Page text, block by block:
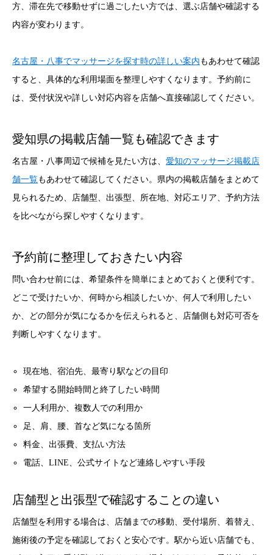
方、滞在先で移動せずに過ごしたい方では、選ぶ店舗や確認する
内容が変わります。
名古屋・八事でマッサージを探す時の詳しい案内 もあわせて確認
すると、具体的な利用場面を整理しやすくなります。予約前に
は、受付状況や詳しい対応内容を店舗へ直接確認してください。
愛知県の掲載店舗一覧も確認できます
名古屋・八事周辺で候補を見たい方は、 愛知のマッサージ掲載店
舗一覧もあわせて確認してください。県内の掲載店舗をまとめて
見られるため、店舗型、出張型、所在地、対応エリア、予約方法
を比べながら探しやすくなります。
予約前に整理しておきたい内容
問い合わせ前には、希望条件を簡単にまとめておくと便利です。
どこで受けたいか、何時から相談したいか、何人で利用したい
か、どの部分が気になるかを伝えられると、店舗側も対応可否を
判断しやすくなります。
現在地、宿泊先、最寄り駅などの目印
希望する開始時間と終了したい時間
一人利用か、複数人での利用か
足、肩、腰、首など気になる箇所
料金、出張費、支払い方法
電話、LINE、公式サイトなど連絡しやすい手段
店舗型と出張型で確認することの違い
店舗型を利用する場合は、店舗までの移動、受付場所、着替え、
施術後の予定を確認しておくと安心です。駅から近い店舗でも、